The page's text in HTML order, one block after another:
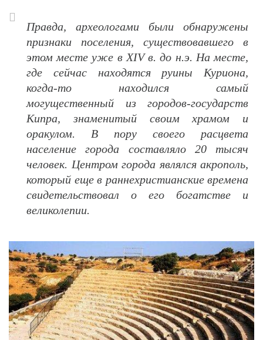
Правда, археологами были обнаружены
признаки поселения, существовавшего в
этом месте уже в XIV в. до н.э. На месте,
где сейчас находятся руины Куриона,
когда-то находился самый
могущественный из городов-государств
Кипра, знаменитый своим храмом и
оракулом. В пору своего расцвета
население города составляло 20 тысяч
человек. Центром города являлся акрополь,
который еще в раннехристианские времена
свидетельствовал о его богатстве и
великолепии.